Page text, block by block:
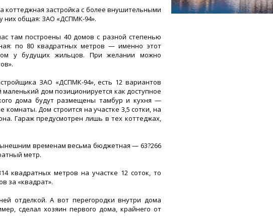
застройка с более внушительными
них общая: ЗАО «ДСПМК-94».
там построены 40 домов с разной степенью
по 80 квадратных метров — именно этот
у будущих жильцов. При желании можно
ЗАО «ДСПМК-94», есть 12 вариантов
дом позиционируется как доступное
дома будут размещены тамбур и кухня —
Дом строится на участке 3,5 сотки, на
Гараж предусмотрен лишь в тех коттеджах,
временам весьма бюджетная — 63?266
метр.
квадратных метров на участке 12 соток, то
за «квадрат».
отделкой. А вот перегородки внутри дома
сделал хозяин первого дома, крайнего от